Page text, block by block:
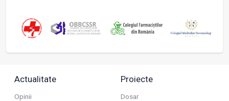
Actualitate
Opinii
Proiecte
Dosar